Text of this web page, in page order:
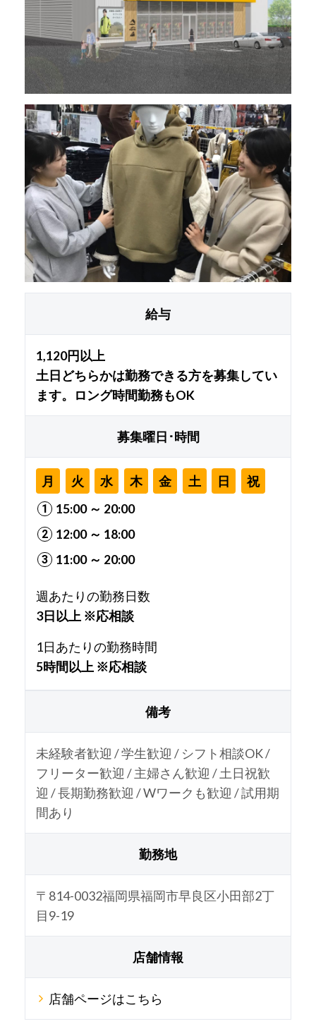
給与
1,120円以上
土日どちらかは勤務できる方を募集してい
ます。ロング時間勤務もOK
募集曜日･時間
月 火 水 木 金 土 日
祝
15:00 ～ 20:00
12:00 ～ 18:00
11:00 ～ 20:00
週あたりの勤務日数
3日以上 ※応相談
1日あたりの勤務時間
5時間以上 ※応相談
備考
未経験者歓迎 / 学生歓迎 / シフト相談OK /
フリーター歓迎 / 主婦さん歓迎 / 土日祝歓
迎 / 長期勤務歓迎 / Wワークも歓迎 / 試用期
間あり
勤務地
〒814-0032福岡県福岡市早良区小田部2丁
目9-19
店舗情報
店舗ページはこちら